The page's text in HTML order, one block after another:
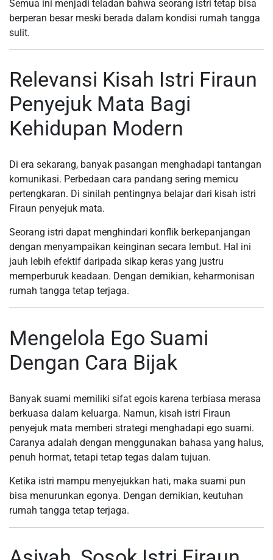
Semua ini menjadi teladan bahwa seorang istri tetap bisa
berperan besar meski berada dalam kondisi rumah tangga
sulit.
Relevansi Kisah Istri Firaun
Penyejuk Mata Bagi
Kehidupan Modern
Di era sekarang, banyak pasangan menghadapi tantangan
komunikasi. Perbedaan cara pandang sering memicu
pertengkaran. Di sinilah pentingnya belajar dari kisah istri
Firaun penyejuk mata.
Seorang istri dapat menghindari konflik berkepanjangan
dengan menyampaikan keinginan secara lembut. Hal ini
jauh lebih efektif daripada sikap keras yang justru
memperburuk keadaan. Dengan demikian, keharmonisan
rumah tangga tetap terjaga.
Mengelola Ego Suami
Dengan Cara Bijak
Banyak suami memiliki sifat egois karena terbiasa merasa
berkuasa dalam keluarga. Namun, kisah istri Firaun
penyejuk mata memberi strategi menghadapi ego suami.
Caranya adalah dengan menggunakan bahasa yang halus,
penuh hormat, tetapi tetap tegas dalam tujuan.
Ketika istri mampu menyejukkan hati, maka suami pun
bisa menurunkan egonya. Dengan demikian, keutuhan
rumah tangga tetap terjaga.